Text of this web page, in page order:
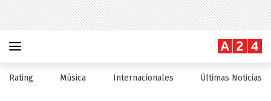
Rating Música Internacionales Últimas Noticias